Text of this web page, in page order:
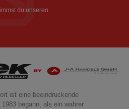
du unseren
ist eine beeindruckende
begann, als ein wahrer